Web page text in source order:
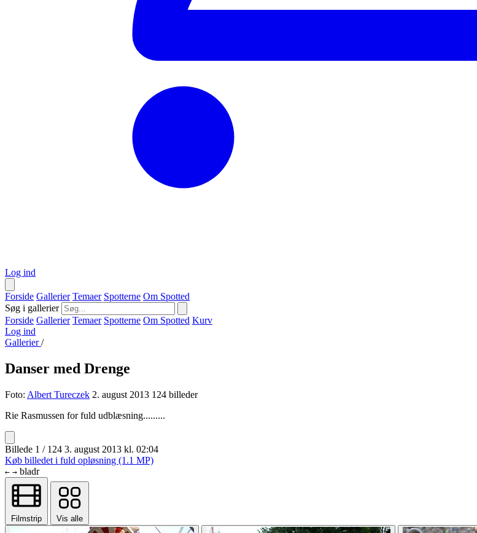
Log ind
Forside Gallerier Temaer Spotterne Om Spotted
Søg i gallerier
Forside Gallerier Temaer Spotterne Om Spotted Kurv
Log ind
Gallerier/
Danser med Drenge
Foto: Albert Tureczek 2. august 2013 124 billeder
Rie Rasmussen for fuld udblæsning.........
Billede 1 / 124 3. august 2013 kl. 02:04
Køb billedet i fuld opløsning (1.1 MP)
← → bladr
Filmstrip Vis alle